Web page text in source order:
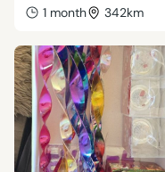
1 month 342km